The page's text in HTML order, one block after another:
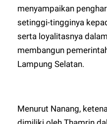
menyampaikan
setinggi-tingginya
serta loyalitasnya
membangun
Lampung Selatan.
Menurut Nanang,